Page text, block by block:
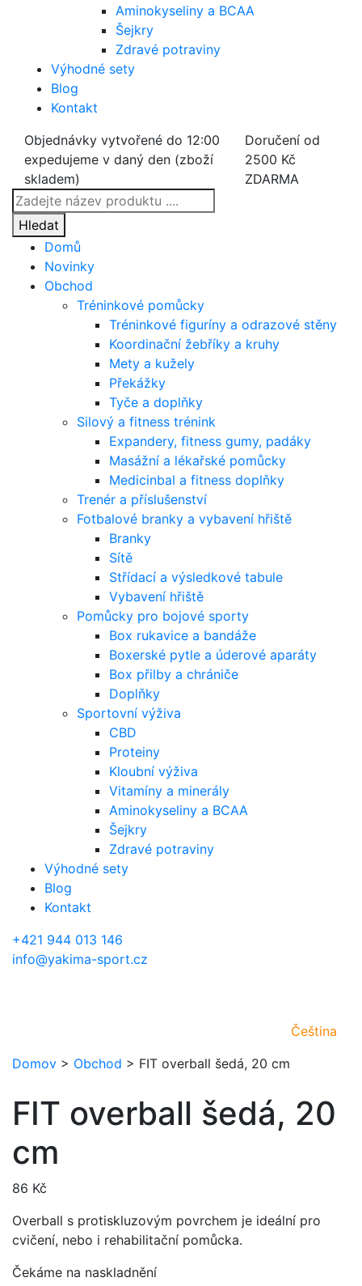
Aminokyseliny a BCAA
Šejkry
Zdravé potraviny
Výhodné sety
Blog
Kontakt
Objednávky vytvořené do 12:00
expedujeme v daný den (zboží
skladem)
Doručení od
2500 Kč
ZDARMA
Products
search
Hledat
Domů
Novinky
Obchod
Tréninkové pomůcky
Tréninkové figuríny a odrazové stěny
Koordinační žebříky a kruhy
Mety a kužely
Překážky
Tyče a doplňky
Silový a fitness trénink
Expandery, fitness gumy, padáky
Masážní a lékařské pomůcky
Medicinbal a fitness doplňky
Trenér a příslušenství
Fotbalové branky a vybavení hřiště
Branky
Sítě
Střídací a výsledkové tabule
Vybavení hřiště
Pomůcky pro bojové sporty
Box rukavice a bandáže
Boxerské pytle a úderové aparáty
Box přilby a chrániče
Doplňky
Sportovní výživa
CBD
Proteiny
Kloubní výživa
Vitamíny a minerály
Aminokyseliny a BCAA
Šejkry
Zdravé potraviny
Výhodné sety
Blog
Kontakt
+421 944 013 146
info@yakima-sport.cz
Čeština
Domov > Obchod > FIT overball šedá, 20 cm
FIT overball šedá, 20
cm
86 Kč
Overball s protiskluzovým povrchem je ideální pro
cvičení, nebo i rehabilitační pomůcka.
Čekáme na naskladnění